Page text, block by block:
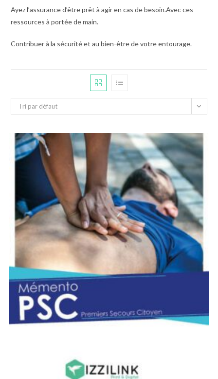
Ayez l’assurance d’être prêt à agir en cas de besoin.Avec ces
ressources à portée de main.
Contribuer à la sécurité et au bien-être de votre entourage.
Tri par défaut